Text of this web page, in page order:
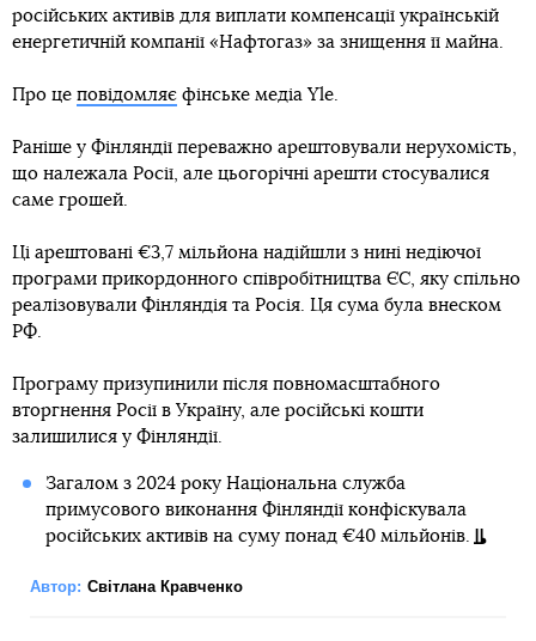
російських активів для виплати компенсації українській
енергетичній компанії «Нафтогаз» за знищення її майна.
Про це повідомляє фінське медіа Yle.
Раніше у Фінляндії переважно арештовували нерухомість,
що належала Росії, але цьогорічні арешти стосувалися
саме грошей.
Ці арештовані €3,7 мільйона надійшли з нині недіючої
програми прикордонного співробітництва ЄС, яку спільно
реалізовували Фінляндія та Росія. Ця сума була внеском
РФ.
Програму призупинили після повномасштабного
вторгнення Росії в Україну, але російські кошти
залишилися у Фінляндії.
Загалом з 2024 року Національна служба
примусового виконання Фінляндії конфіскувала
російських активів на суму понад €40 мільйонів.
Автор: Світлана Кравченко